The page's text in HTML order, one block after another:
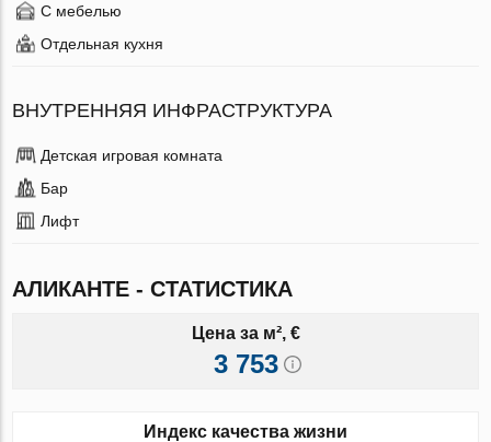
С мебелью
Отдельная кухня
ВНУТРЕННЯЯ ИНФРАСТРУКТУРА
Детская игровая комната
Бар
Лифт
АЛИКАНТЕ - СТАТИСТИКА
Цена за м², €
3 753
Индекс качества жизни